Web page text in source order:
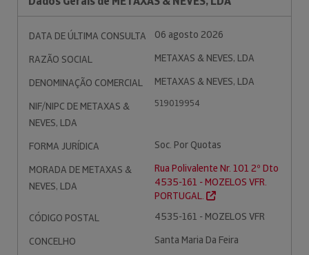
DATA DE ÚLTIMA CONSULTA
06 agosto 2026
RAZÃO SOCIAL
METAXAS & NEVES, LDA
DENOMINAÇÃO COMERCIAL
METAXAS & NEVES, LDA
NIF/NIPC DE METAXAS &
NEVES, LDA
519019954
FORMA JURÍDICA
Soc. Por Quotas
MORADA DE METAXAS &
NEVES, LDA
Rua Polivalente Nr. 101 2º Dto
4535-161 - MOZELOS VFR.
PORTUGAL.
CÓDIGO POSTAL
4535-161 - MOZELOS VFR
CONCELHO
Santa Maria Da Feira